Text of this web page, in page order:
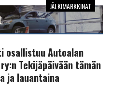
JÄLKIMARKKINAT
osallistuu Autoalan
Tekijäpäivään tämän
ja lauantaina